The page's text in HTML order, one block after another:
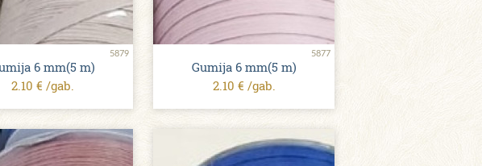
5879
6 mm(5 m)
2.10 € /gab.
5877
Gumija 6 mm(5 m)
2.10 € /gab.